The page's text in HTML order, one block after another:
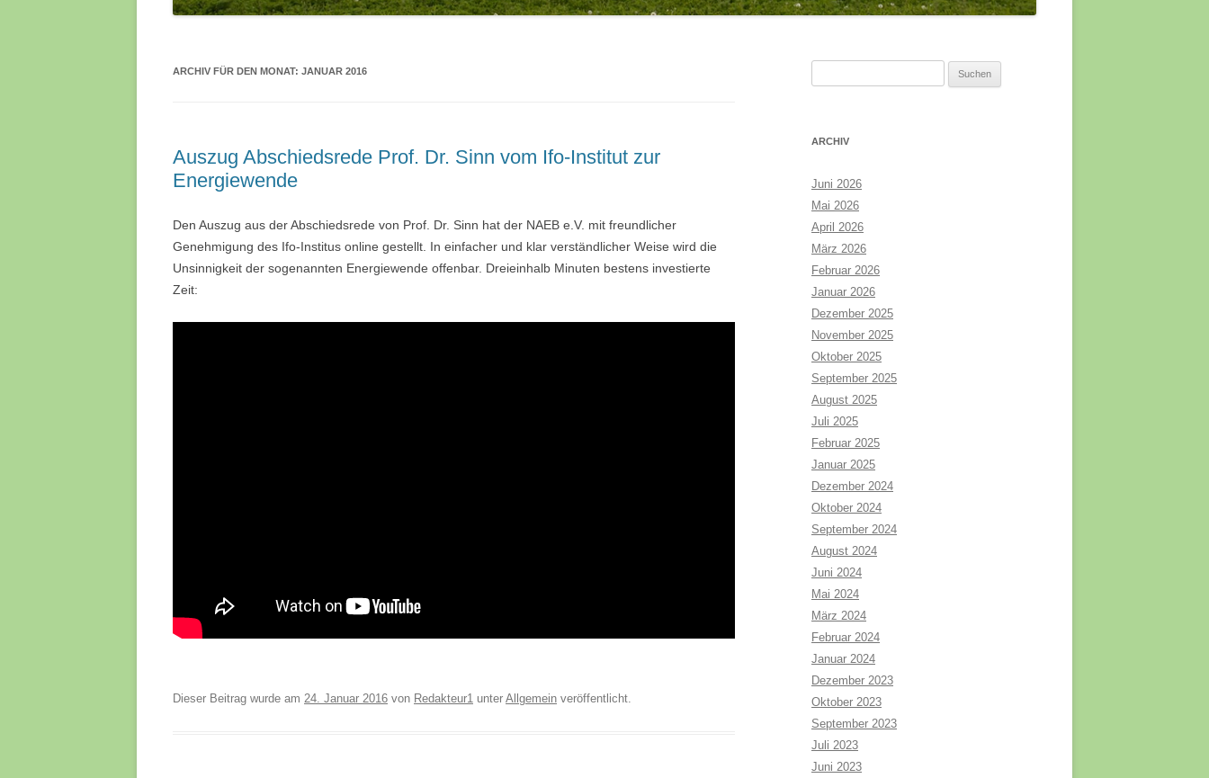
ARCHIV FÜR DEN MONAT: JANUAR 2016
Auszug Abschiedsrede Prof. Dr. Sinn vom Ifo-Institut zur
Energiewende
Den Auszug aus der Abschiedsrede von Prof. Dr. Sinn hat der NAEB e.V. mit freundlicher
Genehmigung des Ifo-Institus online gestellt. In einfacher und klar verständlicher Weise wird die
Unsinnigkeit der sogenannten Energiewende offenbar. Dreieinhalb Minuten bestens investierte
Zeit:
Dieser Beitrag wurde am 24. Januar 2016 von Redakteur1 unter Allgemein veröffentlicht.
ARCHIV
Juni 2026
Mai 2026
April 2026
März 2026
Februar 2026
Januar 2026
Dezember 2025
November 2025
Oktober 2025
September 2025
August 2025
Juli 2025
Februar 2025
Januar 2025
Dezember 2024
Oktober 2024
September 2024
August 2024
Juni 2024
Mai 2024
März 2024
Februar 2024
Januar 2024
Dezember 2023
Oktober 2023
September 2023
Juli 2023
Juni 2023